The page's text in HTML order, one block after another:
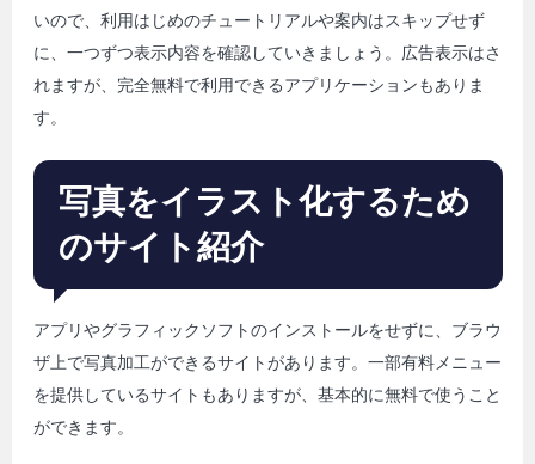
いので、利用はじめのチュートリアルや案内はスキップせず
に、一つずつ表示内容を確認していきましょう。広告表示はさ
れますが、完全無料で利用できるアプリケーションもありま
す。
写真をイラスト化するため
のサイト紹介
アプリやグラフィックソフトのインストールをせずに、ブラウ
ザ上で写真加工ができるサイトがあります。一部有料メニュー
を提供しているサイトもありますが、基本的に無料で使うこと
ができます。